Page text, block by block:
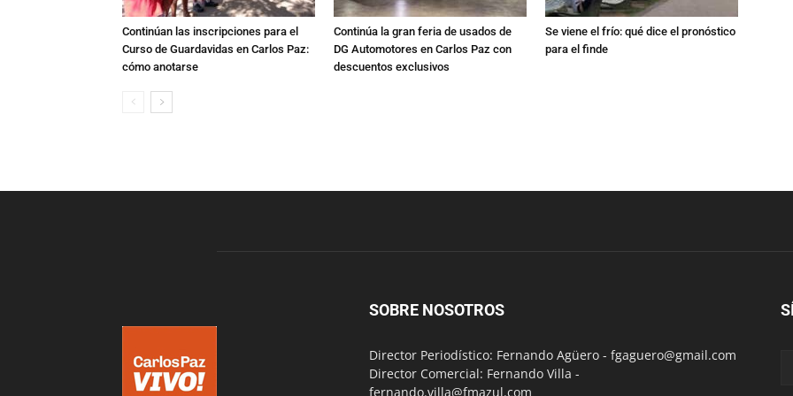
Continúan las inscripciones para el
Curso de Guardavidas en Carlos Paz:
cómo anotarse
Continúa la gran feria de usados de
DG Automotores en Carlos Paz con
descuentos exclusivos
Se viene el frío: qué dice el pronóstico
para el finde
SOBRE NOSOTROS
Director Periodístico: Fernando Agüero - fgaguero@gmail.com
Director Comercial: Fernando Villa -
fernando.villa@fmazul.com